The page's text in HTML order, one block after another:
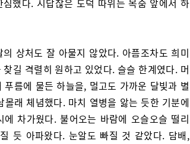
했다. 시답잖은 도덕 따위는 목숨 앞에서 하
상처도 잘 아물지 않았다. 아픔조차도 희미
길 격렬히 원하고 있었다. 슬슬 한계였다. 머
름에 물든 하늘을, 멀고도 가까운 달빛과 별
래 체념했다. 마치 열병을 앓는 듯한 기분에
차가웠다. 불어오는 바람에 오슬오슬 떨리
듯 아파왔다. 눈알도 빠질 것 같았다. 담배,